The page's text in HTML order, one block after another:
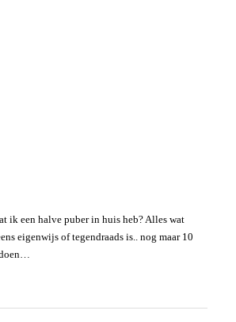
ik een halve puber in huis heb? Alles wat
eigenwijs of tegendraads is.. nog maar 10